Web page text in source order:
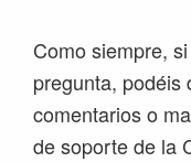
Como siempre,
pregunta, podéis
comentarios o
de soporte de la